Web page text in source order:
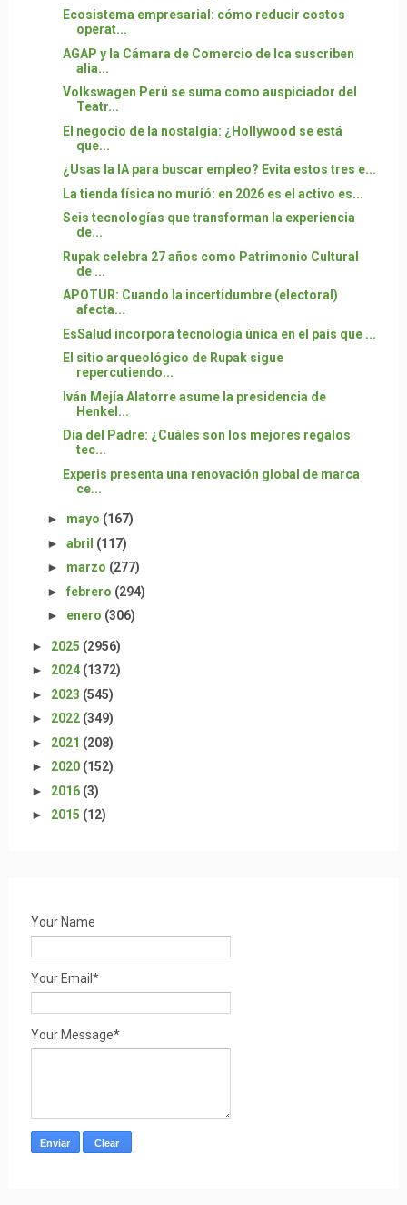
Ecosistema empresarial: cómo reducir costos
operat...
AGAP y la Cámara de Comercio de Ica suscriben
alia...
Volkswagen Perú se suma como auspiciador del
Teatr...
El negocio de la nostalgia: ¿Hollywood se está
que...
¿Usas la IA para buscar empleo? Evita estos tres e...
La tienda física no murió: en 2026 es el activo es...
Seis tecnologías que transforman la experiencia
de...
Rupak celebra 27 años como Patrimonio Cultural
de ...
APOTUR: Cuando la incertidumbre (electoral)
afecta...
EsSalud incorpora tecnología única en el país que ...
El sitio arqueológico de Rupak sigue
repercutiendo...
Iván Mejía Alatorre asume la presidencia de
Henkel...
Día del Padre: ¿Cuáles son los mejores regalos
tec...
Experis presenta una renovación global de marca
ce...
► mayo (167)
► abril (117)
► marzo (277)
► febrero (294)
► enero (306)
► 2025 (2956)
► 2024 (1372)
► 2023 (545)
► 2022 (349)
► 2021 (208)
► 2020 (152)
► 2016 (3)
► 2015 (12)
Your Name
Your Email*
Your Message*